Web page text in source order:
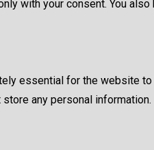
with your consent. You
essential for the website
any personal information.